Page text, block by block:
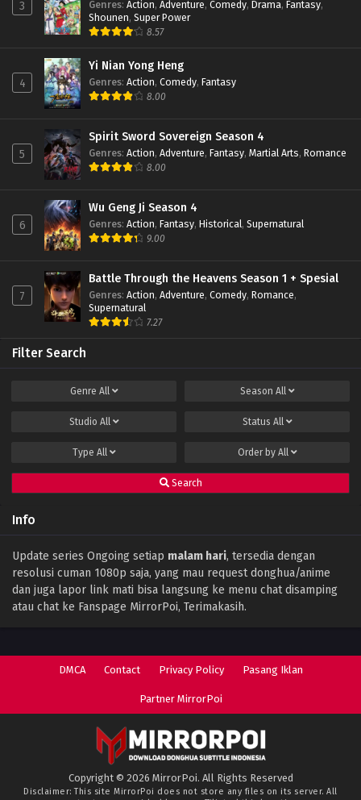
3 Genres: Action, Adventure, Comedy, Drama, Fantasy,
Shounen, Super Power
8.57
4
Yi Nian Yong Heng
Genres: Action, Comedy, Fantasy
8.00
5
Spirit Sword Sovereign Season 4
Genres: Action, Adventure, Fantasy, Martial Arts, Romance
8.00
6
Wu Geng Ji Season 4
Genres: Action, Fantasy, Historical, Supernatural
9.00
7
Battle Through the Heavens Season 1 + Spesial
Genres: Action, Adventure, Comedy, Romance,
Supernatural
7.27
Filter Search
Genre All Season All
Studio All Status All
Type All Order by All
Search
Info
Update series Ongoing setiap malam hari, tersedia dengan
resolusi cuman 1080p saja, yang mau request donghua/anime
dan juga lapor link mati bisa langsung ke menu chat disamping
atau chat ke Fanspage MirrorPoi, Terimakasih.
DMCA Contact Privacy Policy Pasang Iklan
Partner MirrorPoi
Copyright © 2026 MirrorPoi. All Rights Reserved
Disclaimer: This siteMirrorPoi does not store any files on its server. All